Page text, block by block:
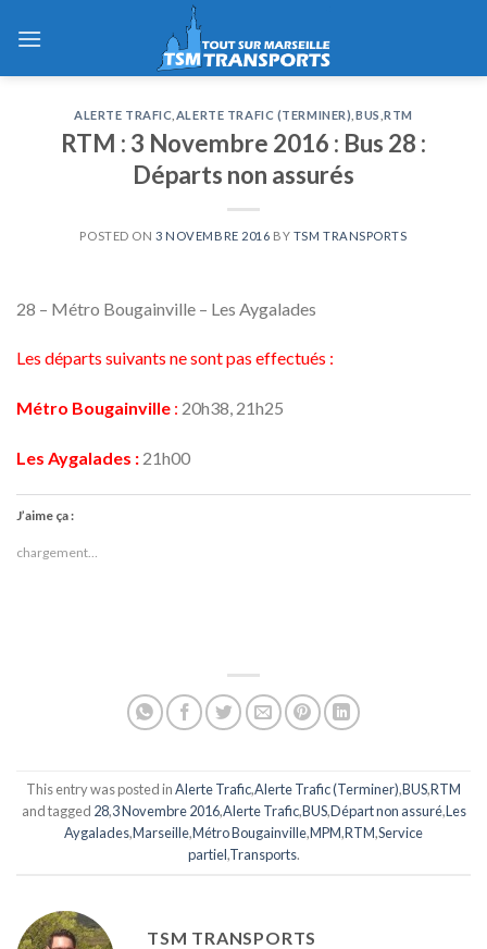
ALERTE TRAFIC ALERTE TRAFIC (TERMINER) BUS ,RTM
RTM : 3 Novembre 2016 : Bus 28 :
Départs non assurés
POSTED ON3 NOVEMBRE 2016 BY TSM TRANSPORTS
28 – Métro Bougainville – Les Aygalades
Les départs suivants ne sont pas effectués :
Métro Bougainville : 20h38, 21h25
Les Aygalades : 21h00
J’aime ça :
chargement…
This entry was posted inAlerte Trafic,Alerte Trafic (Terminer),BUS,RTM
and tagged 28,3 Novembre 2016,Alerte Trafic,BUS,Départ non assuré,Les
Aygalades,Marseille,Métro Bougainville,MPM,RTM,Service
partiel,Transports.
TSM TRANSPORTS